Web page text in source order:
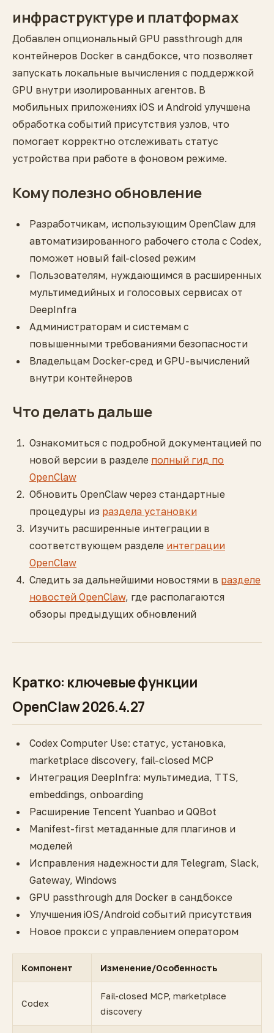
инфраструктуре и платформах
Добавлен опциональный GPU passthrough для
контейнеров Docker в сандбоксе, что позволяет
запускать локальные вычисления с поддержкой
GPU внутри изолированных агентов. В
мобильных приложениях iOS и Android улучшена
обработка событий присутствия узлов, что
помогает корректно отслеживать статус
устройства при работе в фоновом режиме.
Кому полезно обновление
Разработчикам, использующим OpenClaw для
автоматизированного рабочего стола с Codex,
поможет новый fail-closed режим
Пользователям, нуждающимся в расширенных
мультимедийных и голосовых сервисах от
DeepInfra
Администраторам и системам с
повышенными требованиями безопасности
Владельцам Docker-сред и GPU-вычислений
внутри контейнеров
Что делать дальше
Ознакомиться с подробной документацией по
новой версии в разделе полный гид по
OpenClaw
Обновить OpenClaw через стандартные
процедуры из раздела установки
Изучить расширенные интеграции в
соответствующем разделе интеграции
OpenClaw
Следить за дальнейшими новостями в разделе
новостей OpenClaw, где располагаются
обзоры предыдущих обновлений
Кратко: ключевые функции
OpenClaw 2026.4.27
Codex Computer Use: статус, установка,
marketplace discovery, fail-closed MCP
Интеграция DeepInfra: мультимедиа, TTS,
embeddings, onboarding
Расширение Tencent Yuanbao и QQBot
Manifest-first метаданные для плагинов и
моделей
Исправления надежности для Telegram, Slack,
Gateway, Windows
GPU passthrough для Docker в сандбоксе
Улучшения iOS/Android событий присутствия
Новое прокси с управлением оператором
Компонент Изменение/Особенность
Codex
Fail-closed MCP, marketplace
discovery